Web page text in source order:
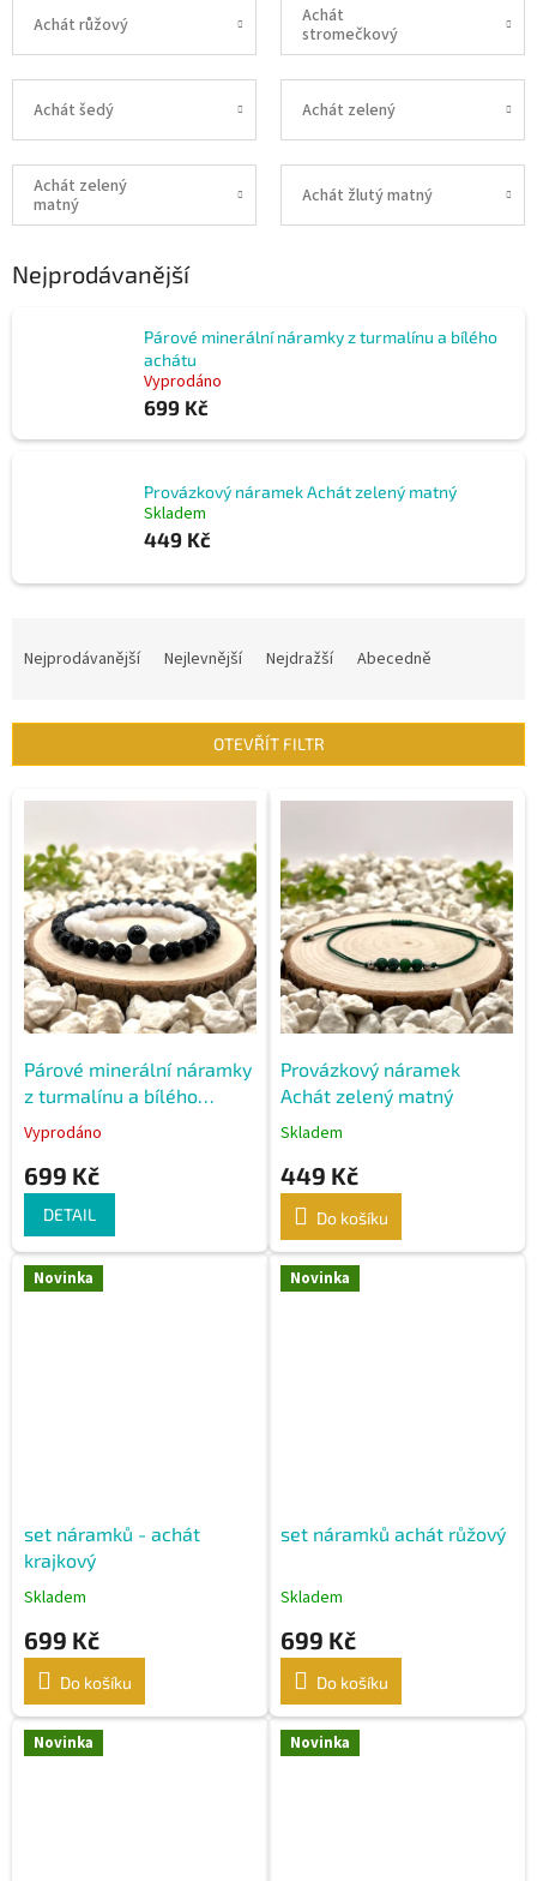
Achát růžový
Achát
stromečkový
Achát šedý Achát zelený
Achát zelený
matný
Achát žlutý matný
Nejprodávanější
Párové minerální náramky z turmalínu a bílého
achátu
Vyprodáno
699 Kč
Provázkový náramek Achát zelený matný
Skladem
449 Kč
í
Nejprodávanější Nejlevnější Nejdražší Abecedně
OTEVŘÍT FILTR
V
p
p
Párové minerální náramky
z turmalínu a bílého
achátu
Vyprodáno
699 Kč
DETAIL
Provázkový náramek
Achát zelený matný
Skladem
449 Kč
Do košíku
Novinka
set náramků - achát
krajkový
Skladem
699 Kč
Do košíku
Novinka
set náramků achát růžový
Skladem
699 Kč
Do košíku
Novinka Novinka